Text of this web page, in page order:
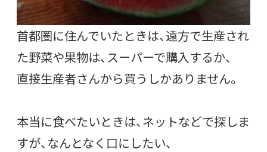
首都圏に住んでいたときは、遠方で生産され
た野菜や果物は、スーパーで購入するか、
直接生産者さんから買うしかありません。
本当に食べたいときは、ネットなどで探しま
すが、なんとなく口にしたい、